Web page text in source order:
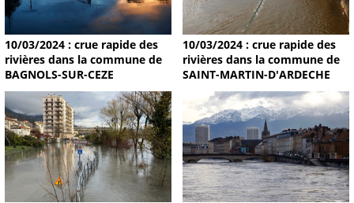
10/03/2024 : crue rapide des
rivières dans la commune de
BAGNOLS-SUR-CEZE
10/03/2024 : crue rapide des
rivières dans la commune de
SAINT-MARTIN-D'ARDECHE